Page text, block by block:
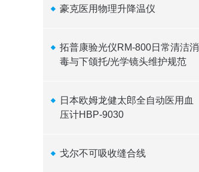
豪克医用物理升降温仪
拓普康验光仪RM-800日常清洁消
毒与下颌托/光学镜头维护规范
日本欧姆龙健太郎全自动医用血
压计HBP-9030
戈尔不可吸收缝合线